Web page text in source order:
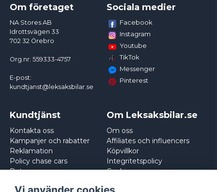
Om företaget
NA Stores AB
Idrottsvägen 33
702 32 Örebro
Org.nr: 559333-4757
E-post:
kundtjanst@leksaksbilar.se
Sociala medier
Facebook
Instagram
Youtube
TikTok
Messenger
Pinterest
Kundtjänst
Kontakta oss
Kampanjer och rabatter
Reklamation
Policy chase cars
Returnera
Om Leksaksbilar.se
Om oss
Affiliates och influencers
Köpvillkor
Integritetspolicy
Cookies